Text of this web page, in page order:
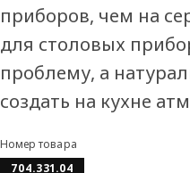
приборов, чем на
для столовых
проблему, а
создать на кухне
Номер товара
704.331.04